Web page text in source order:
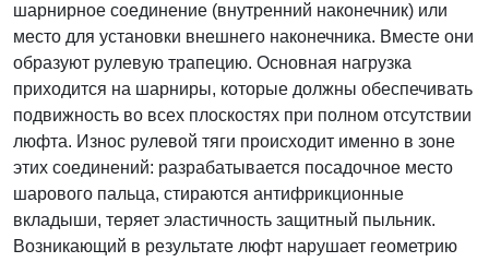
шарнирное соединение (внутренний наконечник) или
место для установки внешнего наконечника. Вместе они
образуют рулевую трапецию. Основная нагрузка
приходится на шарниры, которые должны обеспечивать
подвижность во всех плоскостях при полном отсутствии
люфта. Износ рулевой тяги происходит именно в зоне
этих соединений: разрабатывается посадочное место
шарового пальца, стираются антифрикционные
вкладыши, теряет эластичность защитный пыльник.
Возникающий в результате люфт нарушает геометрию